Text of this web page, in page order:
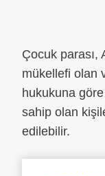
Çocuk parası,
mükellefi olan
hukukuna
sahip olan
edilebilir.